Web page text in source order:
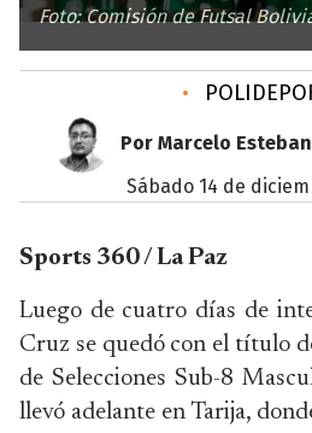
Foto: Comisión de Futsal
•
Por Marcelo
sábado 14 de
Sports 360 / La Paz
Luego de cuatro días de
Cruz se quedó con el título
de Selecciones Sub-8
llevó adelante en Tarija,